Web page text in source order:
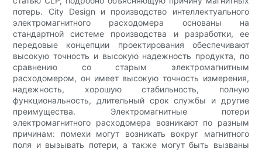
потерь. City Design и производство интеллектуального
электромагнитного расходомера основаны на
стандартной системе производства и разработки, ее
передовые концепции проектирования обеспечивают
высокую точность и высокую надежность продукта, по
сравнению со старым электромагнитным
расходомером, он имеет высокую точность измерения,
надежность, хорошую стабильность, полную
функциональность, длительный срок службы и другие
преимущества. Электромагнитные потери
электромагнитного расходомера возникают по разным
причинам: помехи могут возникать вокруг магнитного
поля и вызывать потери, а также могут быть вызваны